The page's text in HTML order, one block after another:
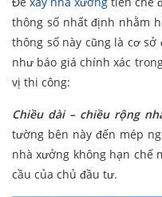
thông số nhất định nhằm
thông số này cũng là cơ sở
như báo giá chính xác
vị thi công:
Chiều dài – chiều rộng
tường bên này đến mép
nhà xưởng không hạn chế
cầu của chủ đầu tư.